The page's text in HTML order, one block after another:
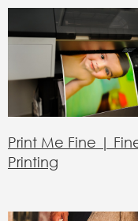
Print Me Fine |
Printing